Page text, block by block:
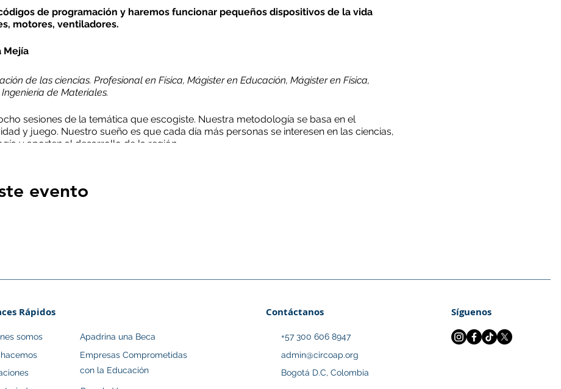
de programación y haremos funcionar pequeños dispositivos de la vida
motores, ventiladores.
Mejía
de las ciencias. Profesional en Física, Mágister en Educación, Mágister en Física,
de Materiales.
sesiones de la temática que escogiste. Nuestra metodología se basa en el
y juego. Nuestro sueño es que cada día más personas se interesen en las ciencias,
y aporten al desarrollo de la región.
y el calendario y planifiques tu tiempo para asistir a cada una de ellas.
evento
Rápidos
Apadrina una Beca
somos
Empresas Comprometidas
con la Educación
Contáctanos
+57 300 606 8947
admin@circoap.org
Bogotá D.C, Colombia
Síguenos